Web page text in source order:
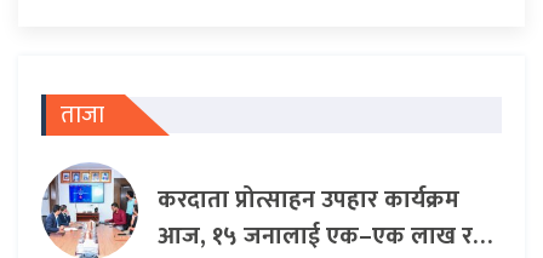
ताजा
करदाता प्रोत्साहन उपहार कार्यक्रम
आज, १५ जनालाई एक–एक लाख र…